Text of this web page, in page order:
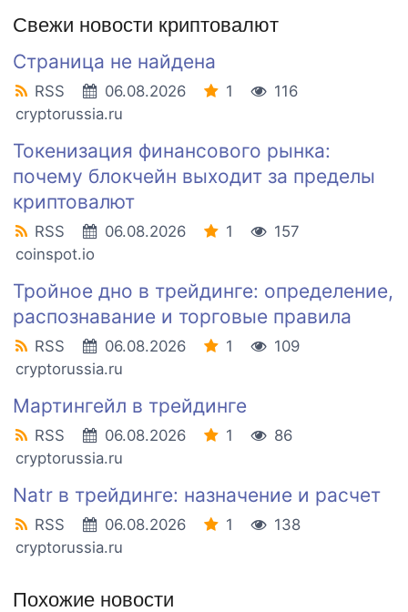
Свежи новости криптовалют
Страница не найдена
RSS 06.08.2026 1
116
cryptorussia.ru
Токенизация финансового рынка:
почему блокчейн выходит за пределы
криптовалют
RSS 06.08.2026 1
157
coinspot.io
Тройное дно в трейдинге: определение,
распознавание и торговые правила
RSS 06.08.2026 1
109
cryptorussia.ru
Мартингейл в трейдинге
RSS 06.08.2026 1
86
cryptorussia.ru
Natr в трейдинге: назначение и расчет
RSS 06.08.2026 1
138
cryptorussia.ru
Похожие новости